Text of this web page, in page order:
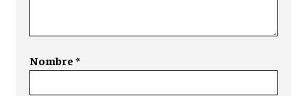
Nombre*